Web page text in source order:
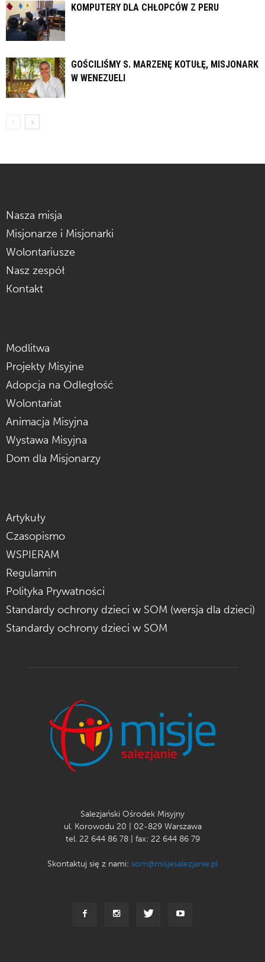
KOMPUTERY DLA CHŁOPCÓW Z PERU
GOŚCILIŚMY S. MARZENĘ KOTUŁĘ, MISJONARKĘ
W WENEZUELI
Nasza misja
Misjonarze i Misjonarki
Wolontariusze
Nasz zespół
Kontakt
Modlitwa
Projekty Misyjne
Adopcja na Odległość
Wolontariat
Animacja Misyjna
Wystawa Misyjna
Dom dla Misjonarzy
Artykuły
Czasopismo
WSPIERAM
Regulamin
Polityka Prywatności
Standardy ochrony dzieci w SOM (wersja dla dzieci)
Standardy ochrony dzieci w SOM
Salezjański Ośrodek Misyjny
ul. Korowodu 20 | 02-829 Warszawa
tel. 22 644 86 78 | fax: 22 644 86 79
Skontaktuj się z nami: som@misjesalezjanie.pl